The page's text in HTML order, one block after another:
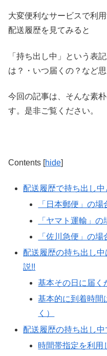
大変便利なサービスで利
配送履歴を見てみると
「持ち出し中」という表
は？・いつ届くの？など
今回の記事は、そんな素
す。是非ご覧ください。
Contents [hide]
配送履歴で持ち出し
「日本郵便」の場
「ヤマト運輸」の
「佐川急便」の場
配送履歴の持ち出し
説!!
基本その日に届く
基本的に到着時間
く）
配送履歴の持ち出し
時間帯指定を利用